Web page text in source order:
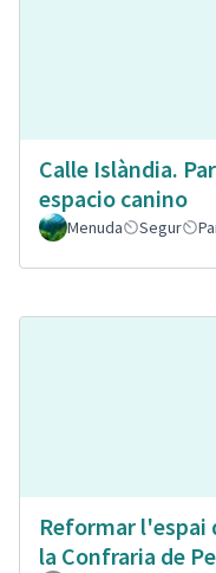
Calle Islàndia.
espacio canino
Menuda Segur
Reformar l'espai
la Confraria de